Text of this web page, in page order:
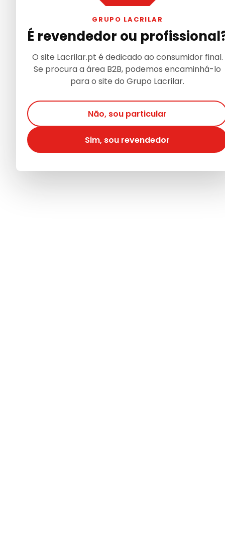
GRUPO LACRILAR
É revendedor ou
O site Lacrilar.pt é dedicado ao consumidor final.
Se procura a área B2B, podemos encaminhá-lo
para o site do Grupo Lacrilar.
Não, sou particular
Sim, sou revendedor